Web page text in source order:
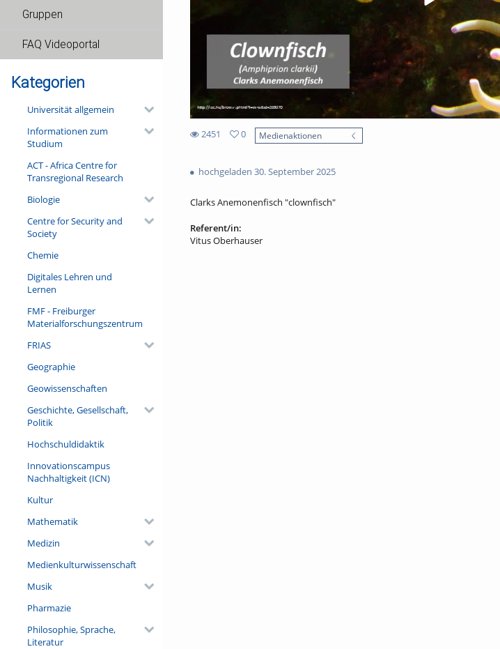
Gruppen
FAQ Videoportal
Kategorien
Universität allgemein
Informationen zum
Studium
ACT - Africa Centre for
Transregional Research
Biologie
Centre for Security and
Society
Chemie
Digitales Lehren und
Lernen
FMF - Freiburger
Materialforschungszentrum
FRIAS
Geographie
Geowissenschaften
Geschichte, Gesellschaft,
Politik
Hochschuldidaktik
Innovationscampus
Nachhaltigkeit (ICN)
Kultur
Mathematik
Medizin
Medienkulturwissenschaft
Musik
Pharmazie
Philosophie, Sprache,
Literatur
2451
views
0
Medienaktionen
hochgeladen 30. September 2025
Clarks Anemonenfisch "clownfisch"
Referent/in:
Vitus Oberhauser